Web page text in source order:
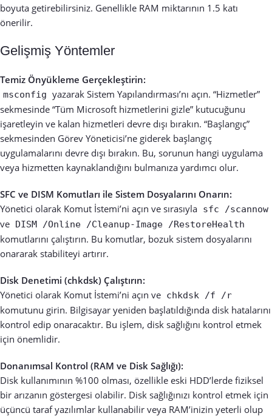
boyuta getirebilirsiniz. Genellikle RAM miktarının 1.5 katı
önerilir.
Gelişmiş Yöntemler
Temiz Önyükleme Gerçekleştirin:
msconfig yazarak Sistem Yapılandırması’nı açın. “Hizmetler”
sekmesinde “Tüm Microsoft hizmetlerini gizle” kutucuğunu
işaretleyin ve kalan hizmetleri devre dışı bırakın. “Başlangıç”
sekmesinden Görev Yöneticisi’ne giderek başlangıç
uygulamalarını devre dışı bırakın. Bu, sorunun hangi uygulama
veya hizmetten kaynaklandığını bulmanıza yardımcı olur.
SFC ve DISM Komutları ile Sistem Dosyalarını Onarın:
Yönetici olarak Komut İstemi’ni açın ve sırasıyla sfc /scannow
ve DISM /Online /Cleanup-Image /RestoreHealth
komutlarını çalıştırın. Bu komutlar, bozuk sistem dosyalarını
onararak stabiliteyi artırır.
Disk Denetimi (chkdsk) Çalıştırın:
Yönetici olarak Komut İstemi’ni açın ve chkdsk /f /r
komutunu girin. Bilgisayar yeniden başlatıldığında disk hatalarını
kontrol edip onaracaktır. Bu işlem, disk sağlığını kontrol etmek
için önemlidir.
Donanımsal Kontrol (RAM ve Disk Sağlığı):
Disk kullanımının %100 olması, özellikle eski HDD’lerde fiziksel
bir arızanın göstergesi olabilir. Disk sağlığınızı kontrol etmek için
üçüncü taraf yazılımlar kullanabilir veya RAM’inizin yeterli olup